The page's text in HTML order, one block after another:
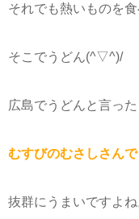
それでも熱いものを
そこでうどん(^▽^)/
広島でうどんと言った
むすびのむさしさん
抜群にうまいですよね